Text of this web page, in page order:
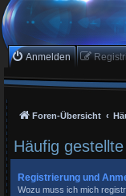
Anmelden
Foren-Übersicht
Häufig
Registrierung und
Wozu muss ich mich